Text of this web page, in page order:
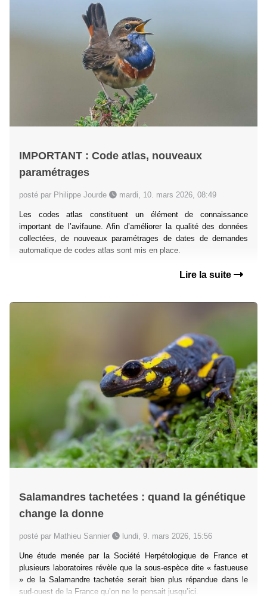
IMPORTANT : Code atlas, nouveaux
paramétrages
posté par Philippe Jourde mardi, 10. mars 2026, 08:49
Les codes atlas constituent un élément de connaissance
important de l’avifaune. Afin d’améliorer la qualité des données
collectées, de nouveaux paramétrages de dates de demandes
automatique de codes atlas sont mis en place.
Lire la suite
Salamandres tachetées : quand la génétique
change la donne
posté par Mathieu Sannier lundi, 9. mars 2026, 15:56
Une étude menée par la Société Herpétologique de France et
plusieurs laboratoires révèle que la sous-espèce dite « fastueuse
» de la Salamandre tachetée serait bien plus répandue dans le
sud-ouest de la France qu’on ne le pensait jusqu’ici.